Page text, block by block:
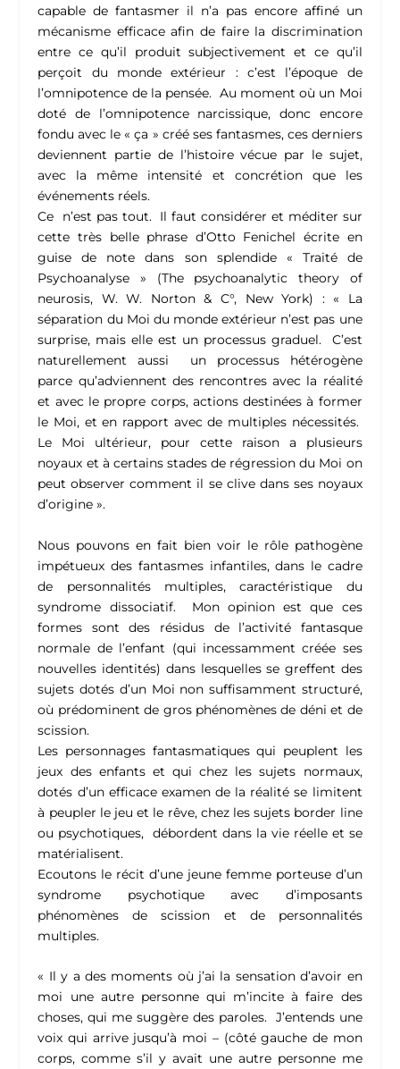
capable de fantasmer il n’a pas encore affiné un
mécanisme efficace afin de faire la discrimination
entre ce qu’il produit subjectivement et ce qu’il
perçoit du monde extérieur : c’est l’époque de
l’omnipotence de la pensée. Au moment où un Moi
doté de l’omnipotence narcissique, donc encore
fondu avec le « ça » créé ses fantasmes, ces derniers
deviennent partie de l’histoire vécue par le sujet,
avec la même intensité et concrétion que les
événements réels.
Ce n’est pas tout. Il faut considérer et méditer sur
cette très belle phrase d’Otto Fenichel écrite en
guise de note dans son splendide « Traité de
Psychoanalyse » (The psychoanalytic theory of
neurosis, W. W. Norton & C°, New York) : « La
séparation du Moi du monde extérieur n’est pas une
surprise, mais elle est un processus graduel. C’est
naturellement aussi un processus hétérogène
parce qu’adviennent des rencontres avec la réalité
et avec le propre corps, actions destinées à former
le Moi, et en rapport avec de multiples nécessités.
Le Moi ultérieur, pour cette raison a plusieurs
noyaux et à certains stades de régression du Moi on
peut observer comment il se clive dans ses noyaux
d’origine ».
Nous pouvons en fait bien voir le rôle pathogène
impétueux des fantasmes infantiles, dans le cadre
de personnalités multiples, caractéristique du
syndrome dissociatif. Mon opinion est que ces
formes sont des résidus de l’activité fantasque
normale de l’enfant (qui incessamment créée ses
nouvelles identités) dans lesquelles se greffent des
sujets dotés d’un Moi non suffisamment structuré,
où prédominent de gros phénomènes de déni et de
scission.
Les personnages fantasmatiques qui peuplent les
jeux des enfants et qui chez les sujets normaux,
dotés d’un efficace examen de la réalité se limitent
à peupler le jeu et le rêve, chez les sujets border line
ou psychotiques, débordent dans la vie réelle et se
matérialisent.
Ecoutons le récit d’une jeune femme porteuse d’un
syndrome psychotique avec d’imposants
phénomènes de scission et de personnalités
multiples.
« Il y a des moments où j’ai la sensation d’avoir en
moi une autre personne qui m’incite à faire des
choses, qui me suggère des paroles. J’entends une
voix qui arrive jusqu’à moi – (côté gauche de mon
corps, comme s’il y avait une autre personne me